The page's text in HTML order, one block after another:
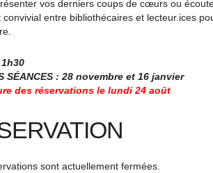
vos derniers coups de cœurs ou
convivial entre bibliothécaires et lecteur.ices
SÉANCES : 28 novembre et 16 janvier
des réservations le lundi 24 août
sont actuellement fermées.